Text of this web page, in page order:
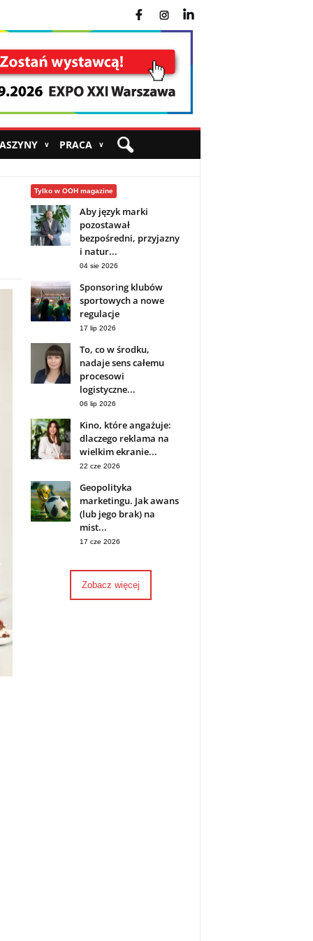
∨ PRACA ∨
Tylko w OOH magazine
Aby język marki
pozostawał
bezpośredni, przyjazny
i natur...
04 sie 2026
Sponsoring klubów
sportowych a nowe
regulacje
17 lip 2026
To, co w środku,
nadaje sens całemu
procesowi
logistyczne...
06 lip 2026
Kino, które angażuje:
dlaczego reklama na
wielkim ekranie...
22 cze 2026
Geopolityka
marketingu. Jak awans
(lub jego brak) na
mist...
17 cze 2026
Zobacz więcej